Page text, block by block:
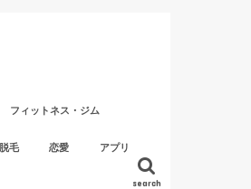
search
フィットネス・ジム
パーソナルトレーニングジム
脱毛 恋愛 アプリ